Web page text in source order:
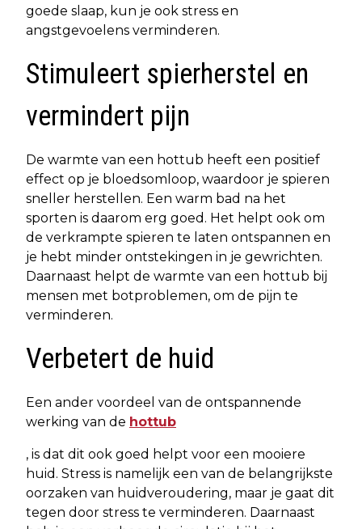
goede slaap, kun je ook stress en
angstgevoelens verminderen.
Stimuleert spierherstel en
vermindert pijn
De warmte van een hottub heeft een positief
effect op je bloedsomloop, waardoor je spieren
sneller herstellen. Een warm bad na het
sporten is daarom erg goed. Het helpt ook om
de verkrampte spieren te laten ontspannen en
je hebt minder ontstekingen in je gewrichten.
Daarnaast helpt de warmte van een hottub bij
mensen met botproblemen, om de pijn te
verminderen.
Verbetert de huid
Een ander voordeel van de ontspannende
werking van de hottub
, is dat dit ook goed helpt voor een mooiere
huid. Stress is namelijk een van de belangrijkste
oorzaken van huidveroudering, maar je gaat dit
tegen door stress te verminderen. Daarnaast